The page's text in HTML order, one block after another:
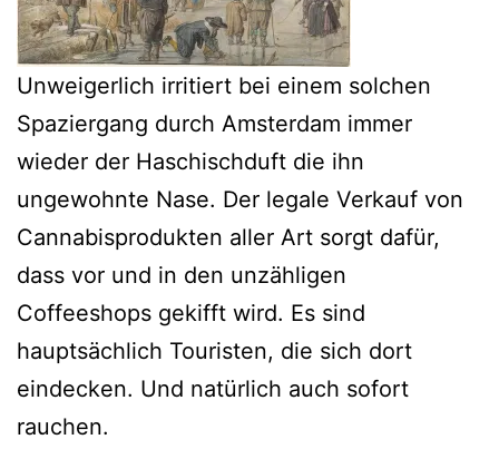
Unweigerlich irritiert bei einem solchen
Spaziergang durch Amsterdam immer
wieder der Haschischduft die ihn
ungewohnte Nase. Der legale Verkauf von
Cannabisprodukten aller Art sorgt dafür,
dass vor und in den unzähligen
Coffeeshops gekifft wird. Es sind
hauptsächlich Touristen, die sich dort
eindecken. Und natürlich auch sofort
rauchen.